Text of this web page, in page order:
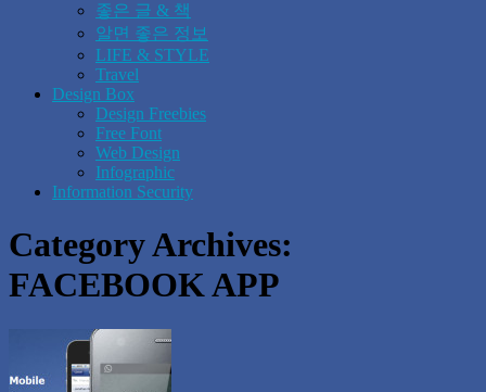
좋은 글 & 책
알면 좋은 정보
LIFE & STYLE
Travel
Design Box
Design Freebies
Free Font
Web Design
Infographic
Information Security
Category Archives:
FACEBOOK APP